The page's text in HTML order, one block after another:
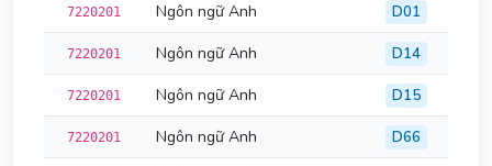
7220201 Ngôn ngữ Anh D01
7220201 Ngôn ngữ Anh D14
7220201 Ngôn ngữ Anh D15
7220201 Ngôn ngữ Anh D66